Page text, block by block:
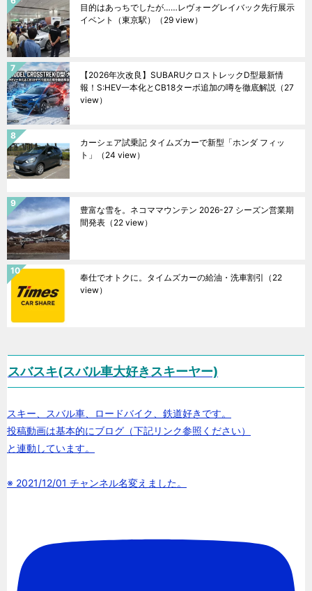
目的はあっちでしたが……レヴォーグレイバック先行展示
イベント（東京駅）
（29 view）
【2026年次改良】SUBARUクロストレックD型最新情
報！S:HEV一本化とCB18ターボ追加の噂を徹底解説 （27
view）
カーシェア試乗記 タイムズカーで新型「ホンダ フィッ
ト」
（24 view）
豊富な雪を。ネコママウンテン 2026-27 シーズン営業期
間発表 （22 view）
奉仕でオトクに。タイムズカーの給油・洗車割引 （22
view）
スバスキ(スバル車大好きスキーヤー)
スキー、スバル車、ロードバイク、鉄道好きです。
投稿動画は基本的にブログ（下記リンク参照ください）
と連動しています。
※ 2021/12/01 チャンネル名変えました。